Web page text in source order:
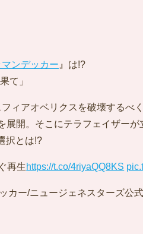
ンデッカー 』は!?
て」
ィアオベリクスを破壊するべ
展開。そこにテラフェイザー
択とは!?
再生https://t.co/4riyaQQ8KS
カー/ニュージェネスターズ公